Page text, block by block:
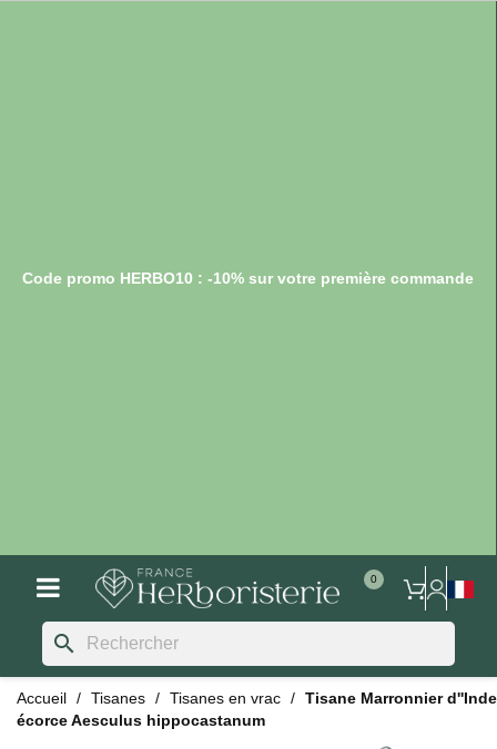
Code promo HERBO10 : -10% sur votre première commande
search
Accueil Tisanes Tisanes en vrac
Tisane Marronnier d''Inde
écorce Aesculus hippocastanum